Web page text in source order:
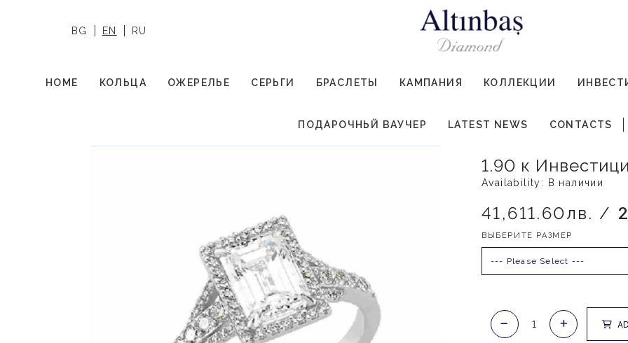
BG EN RU
HOME КОЛЬЦА ОЖЕРЕЛЬЕ СЕРЬГИ БРАСЛЕТЫ КАМПАНИЯ КОЛЛЕКЦИИ
ПОДАРОЧНЬЙ ВАУЧЕР LATEST NEWS CONTACTS
1.90 к
Availability: В наличии
41,611.60лв. /
ВЫБЕРИТЕ РАЗМЕР
--- Please Select ---